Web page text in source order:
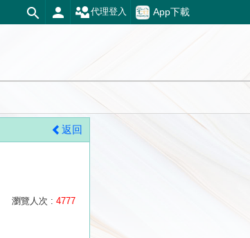
App下載
代理登入
返回
瀏覽人次 : 4777